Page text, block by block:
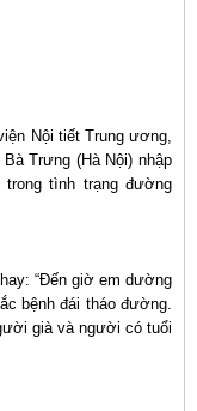
Nội tiết Trung ương,
Trưng (Hà Nội) nhập
tình trạng đường
“Đến giờ em dường
bệnh đái tháo đường.
già và người có tuổi